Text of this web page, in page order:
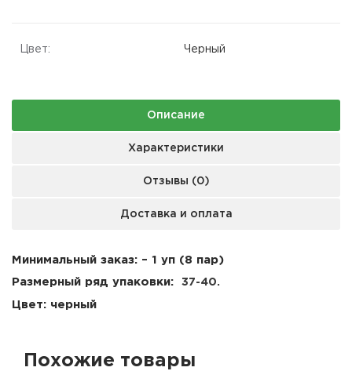
Цвет: Черный
Описание
Характеристики
Отзывы (0)
Доставка и оплата
Минимальный заказ: – 1 уп (8 пар)
Размерный ряд упаковки: 37-40.
Цвет: черный
Похожие товары